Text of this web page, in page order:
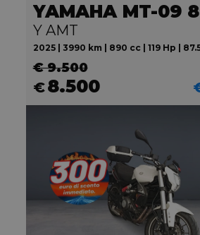
YAMAHA MT-09
Y AMT
2025 | 3990 km | 890 cc | 119 Hp |
€ 9.500
€8.500